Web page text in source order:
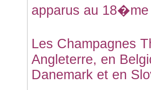
apparus au
Les Champagnes
Angleterre, en
Danemark et en